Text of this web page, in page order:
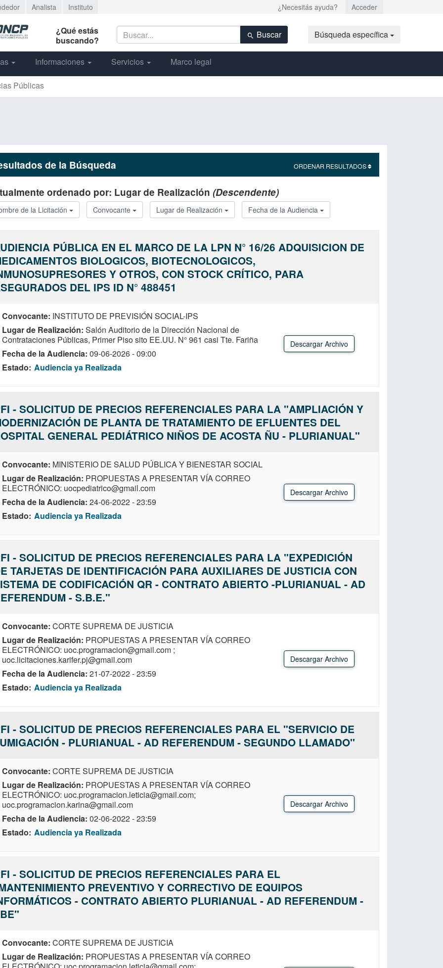
Analista Instituto ¿Necesitás ayuda? Acceder
¿Qué estás
buscando?
Buscar Búsqueda específica
Informaciones Servicios Marco legal
Públicas
de la Búsqueda ORDENAR RESULTADOS
ordenado por: Lugar de Realización (Descendente)
de la Licitación Convocante Lugar de Realización Fecha de la Audiencia
PÚBLICA EN EL MARCO DE LA LPN N° 16/26 ADQUISICION DE
BIOLOGICOS, BIOTECNOLOGICOS,
Y OTROS, CON STOCK CRÍTICO, PARA
DEL IPS ID N° 488451
Convocante INSTITUTO DE PREVISIÓN SOCIAL-IPS
Lugar de Realización Salón Auditorio de la Dirección Nacional de
Contrataciones Públicas, Primer Piso sito EE.UU. N° 961 casi Tte. Fariña
Fecha de la Audiencia 09-06-2026 - 09:00
Estado Audiencia ya Realizada
Descargar Archivo
- SOLICITUD DE PRECIOS REFERENCIALES PARA LA "AMPLIACIÓN Y
DE PLANTA DE TRATAMIENTO DE EFLUENTES DEL
GENERAL PEDIÁTRICO NIÑOS DE ACOSTA ÑU - PLURIANUAL"
Convocante MINISTERIO DE SALUD PÚBLICA Y BIENESTAR SOCIAL
Lugar de Realización PROPUESTAS A PRESENTAR VÍA CORREO
ELECTRÓNICO: uocpediatrico@gmail.com
Fecha de la Audiencia 24-06-2022 - 23:59
Estado Audiencia ya Realizada
Descargar Archivo
- SOLICITUD DE PRECIOS REFERENCIALES PARA LA "EXPEDICIÓN
TARJETAS DE IDENTIFICACIÓN PARA AUXILIARES DE JUSTICIA CON
DE CODIFICACIÓN QR - CONTRATO ABIERTO -PLURIANUAL - AD
- S.B.E."
Convocante CORTE SUPREMA DE JUSTICIA
Lugar de Realización PROPUESTAS A PRESENTAR VÍA CORREO
ELECTRÓNICO: uoc.programacion@gmail.com ;
uoc.licitaciones.karifer.pj@gmail.com
Fecha de la Audiencia 21-07-2022 - 23:59
Estado Audiencia ya Realizada
Descargar Archivo
- SOLICITUD DE PRECIOS REFERENCIALES PARA EL "SERVICIO DE
- PLURIANUAL - AD REFERENDUM - SEGUNDO LLAMADO"
Convocante CORTE SUPREMA DE JUSTICIA
Lugar de Realización PROPUESTAS A PRESENTAR VÍA CORREO
ELECTRÓNICO: uoc.programacion.leticia@gmail.com;
uoc.programacion.karina@gmail.com
Fecha de la Audiencia 02-06-2022 - 23:59
Estado Audiencia ya Realizada
Descargar Archivo
- SOLICITUD DE PRECIOS REFERENCIALES PARA EL
PREVENTIVO Y CORRECTIVO DE EQUIPOS
- CONTRATO ABIERTO PLURIANUAL - AD REFERENDUM -
Convocante CORTE SUPREMA DE JUSTICIA
Lugar de Realización PROPUESTAS A PRESENTAR VÍA CORREO